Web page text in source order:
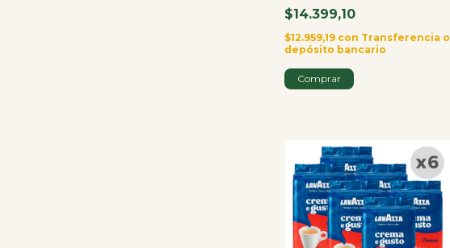
$14.399,10
$12.959,19 con Transferencia o
depósito bancario